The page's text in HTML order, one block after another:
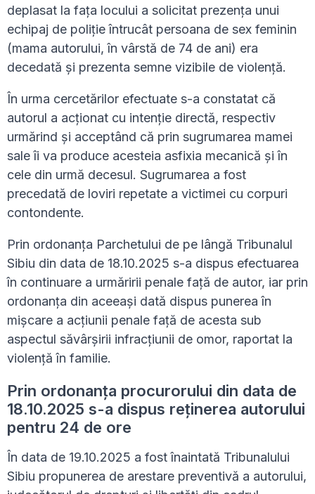
deplasat la fața locului a solicitat prezența unui
echipaj de poliție întrucât persoana de sex feminin
(mama autorului, în vârstă de 74 de ani) era
decedată și prezenta semne vizibile de violență.
În urma cercetărilor efectuate s-a constatat că
autorul a acţionat cu intenţie directă, respectiv
urmărind și acceptând că prin sugrumarea mamei
sale îi va produce acesteia asfixia mecanică şi în
cele din urmă decesul. Sugrumarea a fost
precedată de loviri repetate a victimei cu corpuri
contondente.
Prin ordonanţa Parchetului de pe lângă Tribunalul
Sibiu din data de 18.10.2025 s-a dispus efectuarea
în continuare a urmăririi penale faţă de autor, iar prin
ordonanţa din aceeaşi dată dispus punerea în
mişcare a acţiunii penale faţă de acesta sub
aspectul săvârşirii infracţiunii de omor, raportat la
violenţă în familie.
Prin ordonanţa procurorului din data de
18.10.2025 s-a dispus reţinerea autorului
pentru 24 de ore
În data de 19.10.2025 a fost înaintată Tribunalului
Sibiu propunerea de arestare preventivă a autorului,